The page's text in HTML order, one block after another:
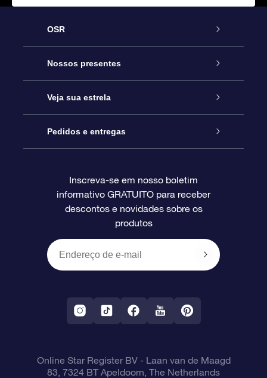
OSR
Serviço
Entre em contato conosco
Blog
Avaliações
Nossos presentes
Presente estrelar on-line
Pacote de presente da OSR
O cartão de presente da OSR
Presentes corporativos
Veja sua estrela
Star Register
Página estelar personalizada
Um Milhão de Estrelas
OSR Starsaver
Aplicativo RV Fly me to the stars
Pedidos e entregas
Informações de pagamento
Política de devolução
Constelações
Inscreva-se em nosso boletim
informativo GRATUITO para receber
descontos e novidades sobre os
produtos
Online Star Register BV- Laan van de Maagd
83, 7324 BT Apeldoorn, The Netherlands